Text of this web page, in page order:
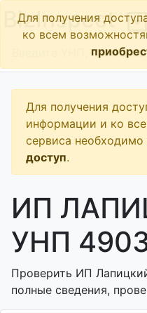
BizInspect
Для получения
ко всем
Для получения
информации и ко
сервиса необходимо
доступ.
ИП
УНП
Проверить ИП
полные сведения,